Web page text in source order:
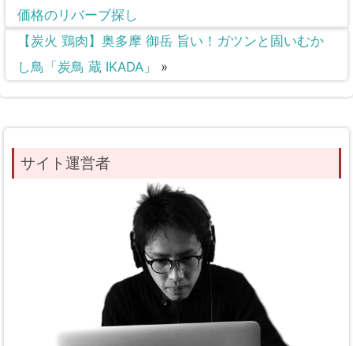
価格のリバーブ探し
【炭火 鶏肉】奥多摩 御岳 旨い！ガツンと固いむか
し鳥「炭鳥 蔵 IKADA」
»
サイト運営者